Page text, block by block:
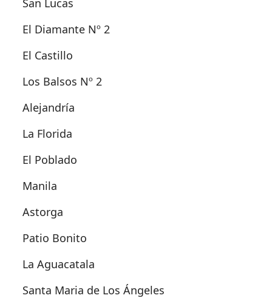
San Lucas
El Diamante Nº 2
El Castillo
Los Balsos Nº 2
Alejandría
La Florida
El Poblado
Manila
Astorga
Patio Bonito
La Aguacatala
Santa Maria de Los Ángeles